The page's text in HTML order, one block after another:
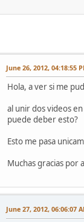
June 26, 2012, 04:18:55
Hola, a ver si me
al unir dos videos
puede deber esto?
Esto me pasa
Muchas gracias por
June 27, 2012, 06:06:07